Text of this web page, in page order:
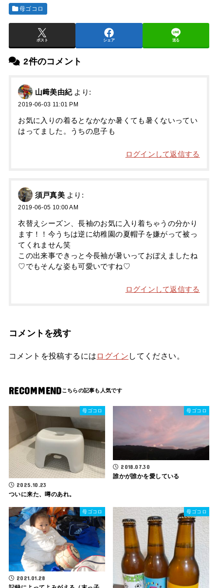
母ゴコロ
ポスト シェア 送る
2件のコメント
山﨑美由紀 より:
2019-06-03 11:01 PM
お気に入りの着るとなかなか暑くても暑くないってい
はってました。うちの息子も
ログインして返信する
須戸真美 より:
2019-06-05 10:00 AM
衣替えシーズン、長袖のお気に入り着ちゃうの分かり
ます！！今うちは逆に幼稚園の夏帽子を嫌がって被っ
てくれません笑
この出来事できっと今長袖が暑いっておぼえましたね
♡でもそんな姿も可愛いですね♡
ログインして返信する
コメントを残す
コメントを投稿するには ログイン してください。
RECOMMEND
母ゴコロ
2025.10.23
ついに来た、噂のあれ。
母ゴコロ
2018.07.30
誰かが誰かを愛している
母ゴコロ
2021.01.28
母ゴコロ